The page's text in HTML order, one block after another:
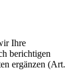
Ihre
berichtigen
ergänzen (Art.